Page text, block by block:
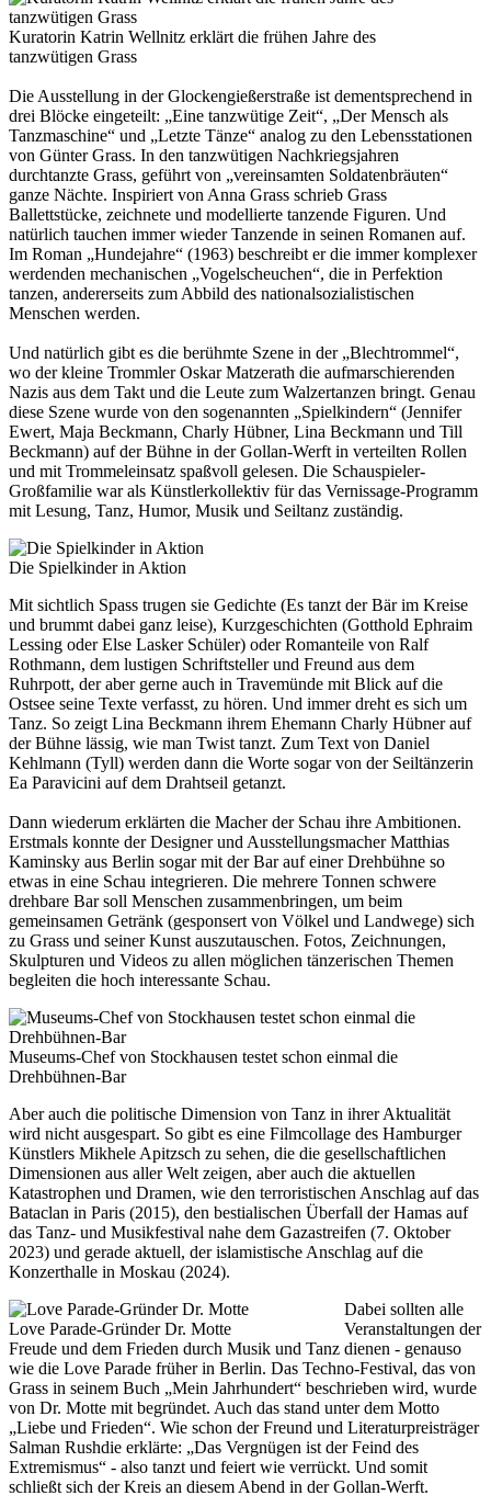
Kuratorin Katrin Wellnitz erklärt die frühen Jahre des
tanzwütigen Grass
Die Ausstellung in der Glockengießerstraße ist dementsprechend in
drei Blöcke eingeteilt: „Eine tanzwütige Zeit“, „Der Mensch als
Tanzmaschine“ und „Letzte Tänze“ analog zu den Lebensstationen
von Günter Grass. In den tanzwütigen Nachkriegsjahren
durchtanzte Grass, geführt von „vereinsamten Soldatenbräuten“
ganze Nächte. Inspiriert von Anna Grass schrieb Grass
Ballettstücke, zeichnete und modellierte tanzende Figuren. Und
natürlich tauchen immer wieder Tanzende in seinen Romanen auf.
Im Roman „Hundejahre“ (1963) beschreibt er die immer komplexer
werdenden mechanischen „Vogelscheuchen“, die in Perfektion
tanzen, andererseits zum Abbild des nationalsozialistischen
Menschen werden.
Und natürlich gibt es die berühmte Szene in der „Blechtrommel“,
wo der kleine Trommler Oskar Matzerath die aufmarschierenden
Nazis aus dem Takt und die Leute zum Walzertanzen bringt. Genau
diese Szene wurde von den sogenannten „Spielkindern“ (Jennifer
Ewert, Maja Beckmann, Charly Hübner, Lina Beckmann und Till
Beckmann) auf der Bühne in der Gollan-Werft in verteilten Rollen
und mit Trommeleinsatz spaßvoll gelesen. Die Schauspieler-
Großfamilie war als Künstlerkollektiv für das Vernissage-Programm
mit Lesung, Tanz, Humor, Musik und Seiltanz zuständig.
Die Spielkinder in Aktion
Mit sichtlich Spass trugen sie Gedichte (Es tanzt der Bär im Kreise
und brummt dabei ganz leise), Kurzgeschichten (Gotthold Ephraim
Lessing oder Else Lasker Schüler) oder Romanteile von Ralf
Rothmann, dem lustigen Schriftsteller und Freund aus dem
Ruhrpott, der aber gerne auch in Travemünde mit Blick auf die
Ostsee seine Texte verfasst, zu hören. Und immer dreht es sich um
Tanz. So zeigt Lina Beckmann ihrem Ehemann Charly Hübner auf
der Bühne lässig, wie man Twist tanzt. Zum Text von Daniel
Kehlmann (Tyll) werden dann die Worte sogar von der Seiltänzerin
Ea Paravicini auf dem Drahtseil getanzt.
Dann wiederum erklärten die Macher der Schau ihre Ambitionen.
Erstmals konnte der Designer und Ausstellungsmacher Matthias
Kaminsky aus Berlin sogar mit der Bar auf einer Drehbühne so
etwas in eine Schau integrieren. Die mehrere Tonnen schwere
drehbare Bar soll Menschen zusammenbringen, um beim
gemeinsamen Getränk (gesponsert von Völkel und Landwege) sich
zu Grass und seiner Kunst auszutauschen. Fotos, Zeichnungen,
Skulpturen und Videos zu allen möglichen tänzerischen Themen
begleiten die hoch interessante Schau.
Museums-Chef von Stockhausen testet schon einmal die
Drehbühnen-Bar
Aber auch die politische Dimension von Tanz in ihrer Aktualität
wird nicht ausgespart. So gibt es eine Filmcollage des Hamburger
Künstlers Mikhele Apitzsch zu sehen, die die gesellschaftlichen
Dimensionen aus aller Welt zeigen, aber auch die aktuellen
Katastrophen und Dramen, wie den terroristischen Anschlag auf das
Bataclan in Paris (2015), den bestialischen Überfall der Hamas auf
das Tanz- und Musikfestival nahe dem Gazastreifen (7. Oktober
2023) und gerade aktuell, der islamistische Anschlag auf die
Konzerthalle in Moskau (2024).
Love Parade-Gründer Dr. Motte
Dabei sollten alle
Veranstaltungen der
Freude und dem Frieden durch Musik und Tanz dienen - genauso
wie die Love Parade früher in Berlin. Das Techno-Festival, das von
Grass in seinem Buch „Mein Jahrhundert“ beschrieben wird, wurde
von Dr. Motte mit begründet. Auch das stand unter dem Motto
„Liebe und Frieden“. Wie schon der Freund und Literaturpreisträger
Salman Rushdie erklärte: „Das Vergnügen ist der Feind des
Extremismus“ - also tanzt und feiert wie verrückt. Und somit
schließt sich der Kreis an diesem Abend in der Gollan-Werft.